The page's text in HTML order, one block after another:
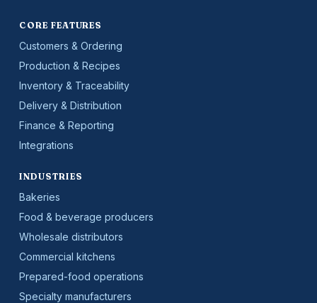
CORE FEATURES
Customers & Ordering
Production & Recipes
Inventory & Traceability
Delivery & Distribution
Finance & Reporting
Integrations
INDUSTRIES
Bakeries
Food & beverage producers
Wholesale distributors
Commercial kitchens
Prepared-food operations
Specialty manufacturers